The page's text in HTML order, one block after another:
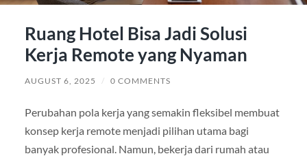
Ruang Hotel Bisa Jadi Solusi
Kerja Remote yang Nyaman
AUGUST 6, 2025 / 0 COMMENTS
Perubahan pola kerja yang semakin fleksibel membuat
konsep kerja remote menjadi pilihan utama bagi
banyak profesional. Namun, bekerja dari rumah atau